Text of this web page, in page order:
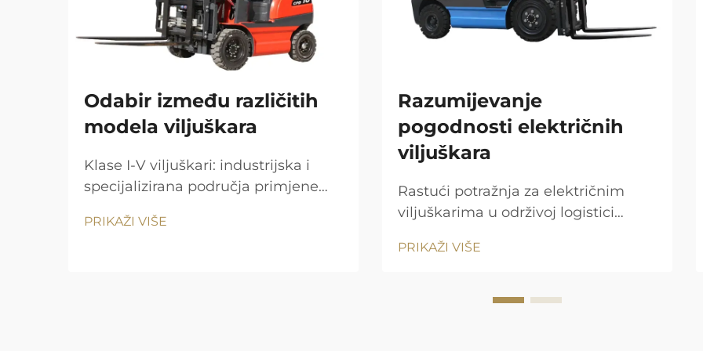
Odabir između različitih
modela viljuškara
Klase I-V viljuškari: industrijska i
specijalizirana područja primjene
pet klasa prema izvoru energije i
PRIKAŽI VIŠE
Razumijevanje
pogodnosti električnih
viljuškara
Rastući potražnja za električnim
viljuškarima u održivoj logistici
emisija stavlja prodaju električnih
viljuškare s motorom s unutarnjim
PRIKAŽI VIŠE